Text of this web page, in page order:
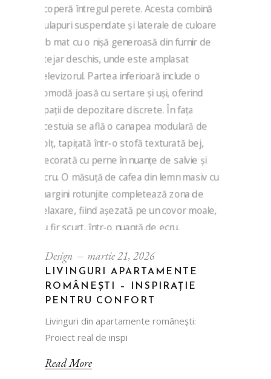
Design martie 21, 2026
LIVINGURI APARTAMENTE
ROMÂNEȘTI – INSPIRAȚIE
PENTRU CONFORT
Livinguri din apartamente românești:
Proiect real de inspi
Read More